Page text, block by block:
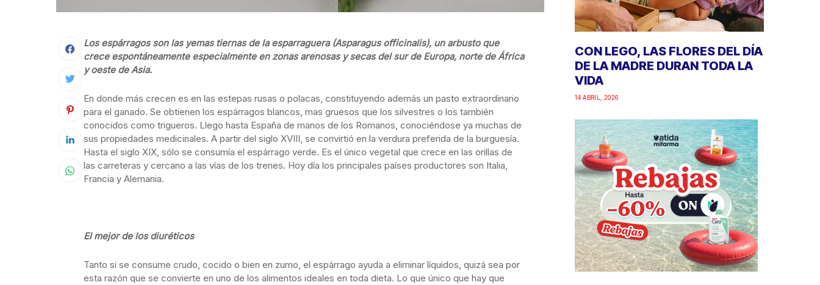
Los espárragos son las yemas tiernas de la esparraguera (Asparagus officinalis), un arbusto que
crece espontáneamente especialmente en zonas arenosas y secas del sur de Europa, norte de África
y oeste de Asia.
En donde más crecen es en las estepas rusas o polacas, constituyendo además un pasto extraordinario
para el ganado. Se obtienen los espárragos blancos, mas gruesos que los silvestres o los también
conocidos como trigueros. Llego hasta España de manos de los Romanos, conociéndose ya muchas de
sus propiedades medicinales. A partir del siglo XVIII, se convirtió en la verdura preferida de la burguesía.
Hasta el siglo XIX, sólo se consumía el espárrago verde. Es el único vegetal que crece en las orillas de
las carreteras y cercano a las vías de los trenes. Hoy día los principales países productores son Italia,
Francia y Alemania.
El mejor de los diuréticos
Tanto si se consume crudo, cocido o bien en zumo, el espárrago ayuda a eliminar líquidos, quizá sea por
esta razón que se convierte en uno de los alimentos ideales en toda dieta. Lo que único que hay que
CON LEGO, LAS FLORES DEL DÍA
DE LA MADRE DURAN TODA LA
VIDA
14 ABRIL, 2026